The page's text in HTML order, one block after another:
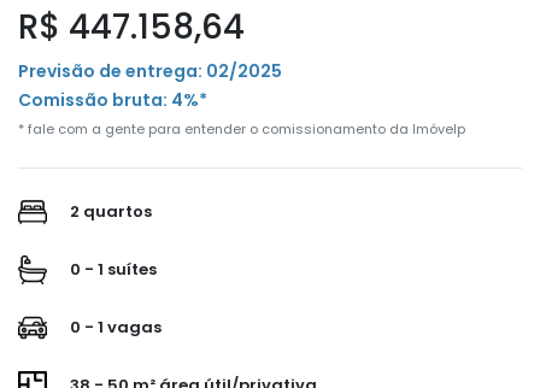
R$ 447.158,64
Previsão de entrega: 02/2025
Comissão bruta: 4%*
* fale com a gente para entender o comissionamento da Imóvelp
2 quartos
0 - 1 suítes
0 - 1 vagas